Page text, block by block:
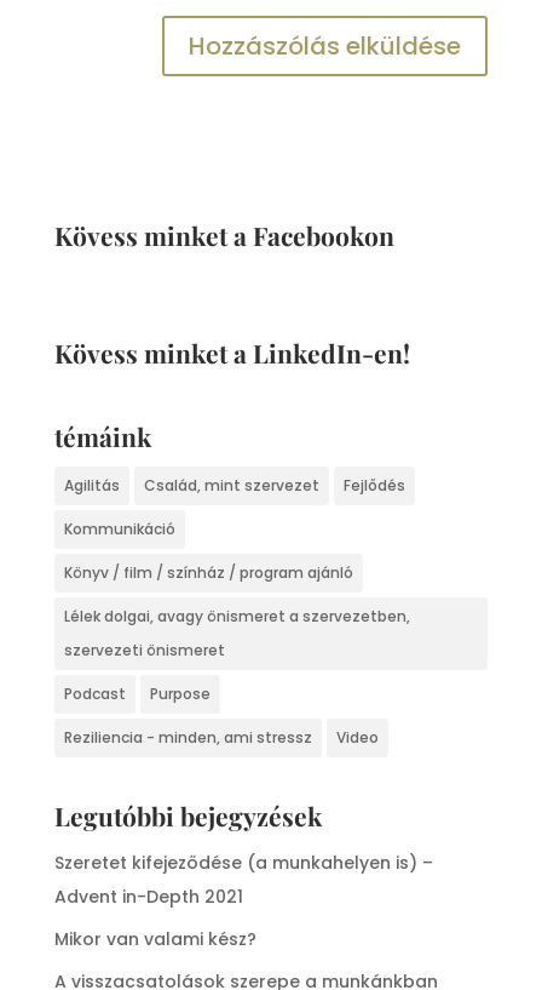
Kövess minket a Facebookon
Kövess minket a LinkedIn-en!
témáink
Agilitás Család, mint szervezet Fejlődés
Kommunikáció
Könyv / film / színház / program ajánló
Lélek dolgai, avagy önismeret a szervezetben,
szervezeti önismeret
Podcast Purpose
Reziliencia - minden, ami stressz Video
Legutóbbi bejegyzések
Szeretet kifejeződése (a munkahelyen is) –
Advent in-Depth 2021
Mikor van valami kész?
A visszacsatolások szerepe a munkánkban